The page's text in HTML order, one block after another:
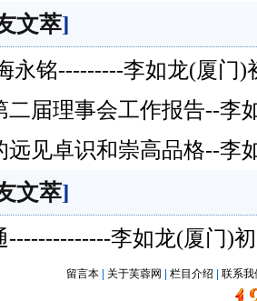
文萃]
永铭---------李如龙(厦门)
二届理事会工作报告--李
远见卓识和崇高品格--李
文萃]
--------------李如龙(厦门)
留言本| 关于芙蓉网 栏目介绍 联系我